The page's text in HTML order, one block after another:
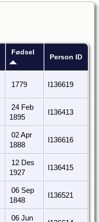
Fødsel
Person ID
1779 I136619
24 Feb
1895
I136413
02 Apr
1888
I136616
12 Des
1927
I136415
06 Sep
1848
I136521
06 Jun